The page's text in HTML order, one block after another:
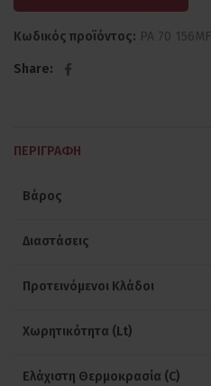
Κωδικός προϊόντος: PA 70 156MF
Share
ΠΕΡΙΓΡΑΦΉ
Βάρος
Διαστάσεις
Προτεινόμενοι Κλάδοι
Χωρητικότητα (Lt)
Ελάχιστη Θερμοκρασία (C)